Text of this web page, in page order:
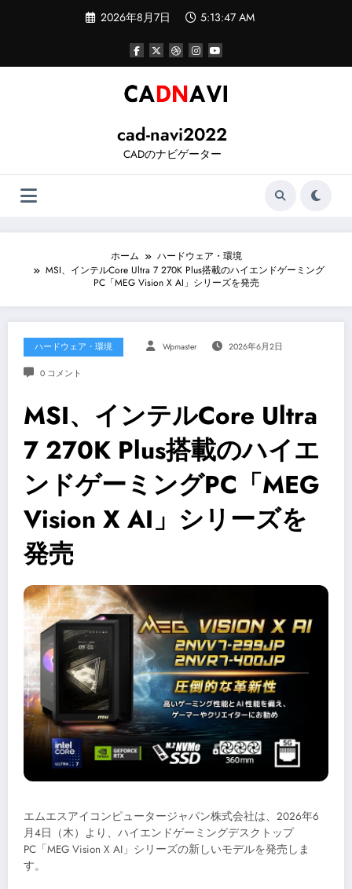
ツ
2026年8月7日 5:13:48 AM
cad-navi2022
CADのナビゲーター
ホーム
ハードウェア・環境
MSI、インテルCore Ultra 7 270K Plus搭載のハイエンドゲーミング
PC「MEG Vision X AI」シリーズを発売
ハードウェア・環境 Wpmaster 2026年6月2日
0 コメント
MSI、インテルCore Ultra
7 270K Plus搭載のハイエ
ンドゲーミングPC「MEG
Vision X AI」シリーズを
発売
エムエスアイコンピュータージャパン株式会社は、2026年6
月4日（木）より、ハイエンドゲーミングデスクトップ
PC「MEG Vision X AI」シリーズの新しいモデルを発売しま
す。